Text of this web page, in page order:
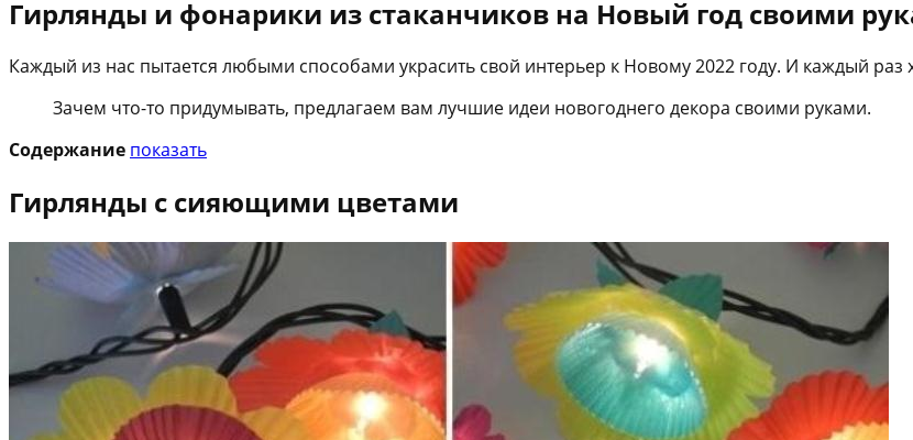
Гирлянды и фонарики из стаканчиков на Новый год своими
Каждый из нас пытается любыми способами украсить свой интерьер к Новому 2022 году. И каждый раз
Зачем что-то придумывать, предлагаем вам лучшие идеи новогоднего декора своими руками.
Содержание показать
Гирлянды с сияющими цветами